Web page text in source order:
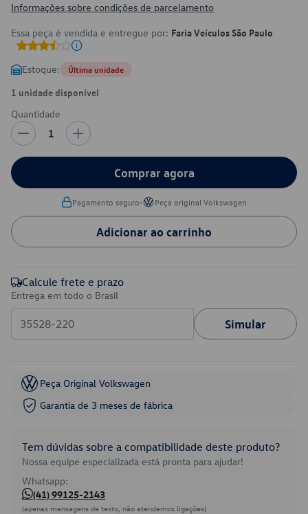
Informações sobre condições de parcelamento
Essa peça é vendida e entregue por: Faria Veículos São Paulo
Estoque: Última unidade
1 unidade disponível
Quantidade
1
Comprar agora
Pagamento seguro• Peça original Volkswagen
Adicionar ao carrinho
Calcule frete e prazo
Entrega em todo o Brasil
Simular
Peça Original Volkswagen
Garantia de 3 meses de fábrica
Tem dúvidas sobre a compatibilidade deste produto?
Nossa equipe especializada está pronta para ajudar!
Whatsapp:
(41) 99125-2143
(apenas mensagens de texto, não atendemos ligações)